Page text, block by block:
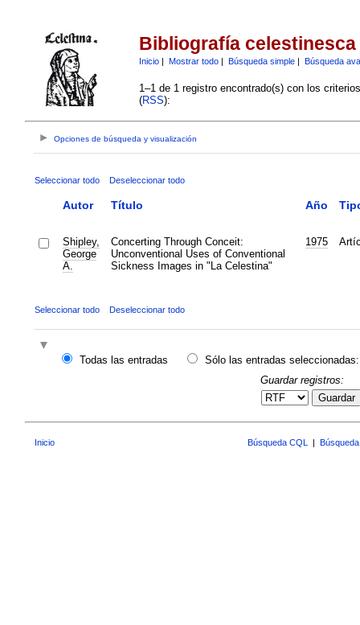
Bibliografía celestinesca
Inicio| Mostrar todo| Búsqueda simple| Búsqueda
1–1 de 1 registro encontrado(s) con los
(RSS):
Opciones de búsqueda y visualización
Seleccionar todo Deseleccionar todo
Autor Título Año
Shipley,
George
A.
Concerting Through Conceit:
Unconventional Uses of Conventional
Sickness Images in "La Celestina"
1975
Seleccionar todo Deseleccionar todo
Todas las entradas
Sólo las entradas seleccionadas:
Guardar registros:
Guardar
Inicio Búsqueda CQL